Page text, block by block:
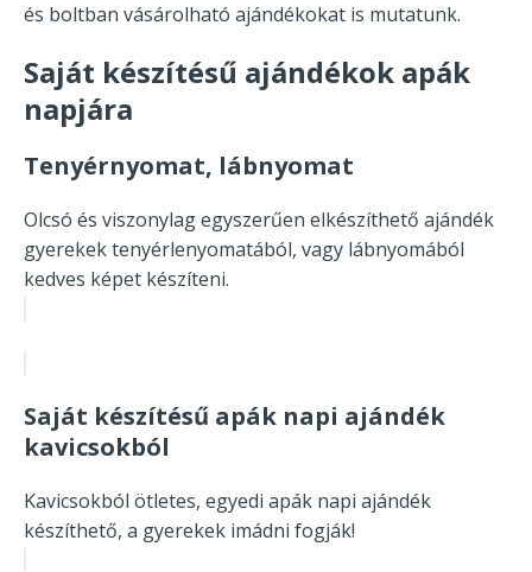
és boltban vásárolható ajándékokat is mutatunk.
Saját készítésű ajándékok apák
napjára
Tenyérnyomat, lábnyomat
Olcsó és viszonylag egyszerűen elkészíthető ajándék
gyerekek tenyérlenyomatából, vagy lábnyomából
kedves képet készíteni.
Saját készítésű apák napi ajándék
kavicsokból
Kavicsokból ötletes, egyedi apák napi ajándék
készíthető, a gyerekek imádni fogják!